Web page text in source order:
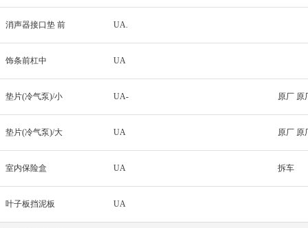
消声器接口垫 前 UA.
饰条前杠中 UA
垫片(冷气泵)/小 UA- 原厂 原
垫片(冷气泵)/大 UA 原厂 原
室内保险盒 UA 拆车
叶子板挡泥板 UA